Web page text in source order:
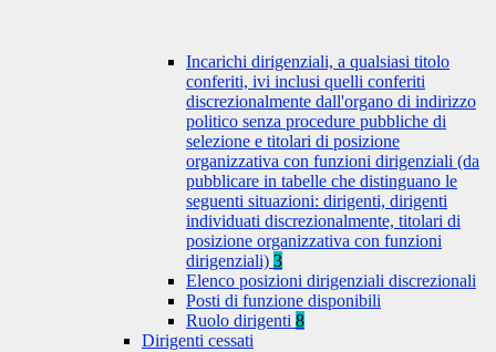
Incarichi dirigenziali, a qualsiasi titolo
conferiti, ivi inclusi quelli conferiti
discrezionalmente dall'organo di indirizzo
politico senza procedure pubbliche di
selezione e titolari di posizione
organizzativa con funzioni dirigenziali (da
pubblicare in tabelle che distinguano le
seguenti situazioni: dirigenti, dirigenti
individuati discrezionalmente, titolari di
posizione organizzativa con funzioni
dirigenziali) 3
Elenco posizioni dirigenziali discrezionali
Posti di funzione disponibili
Ruolo dirigenti 8
Dirigenti cessati